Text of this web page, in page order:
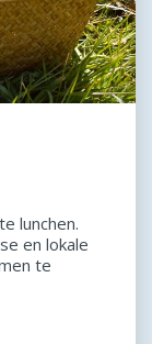
lunchen.
en lokale
te